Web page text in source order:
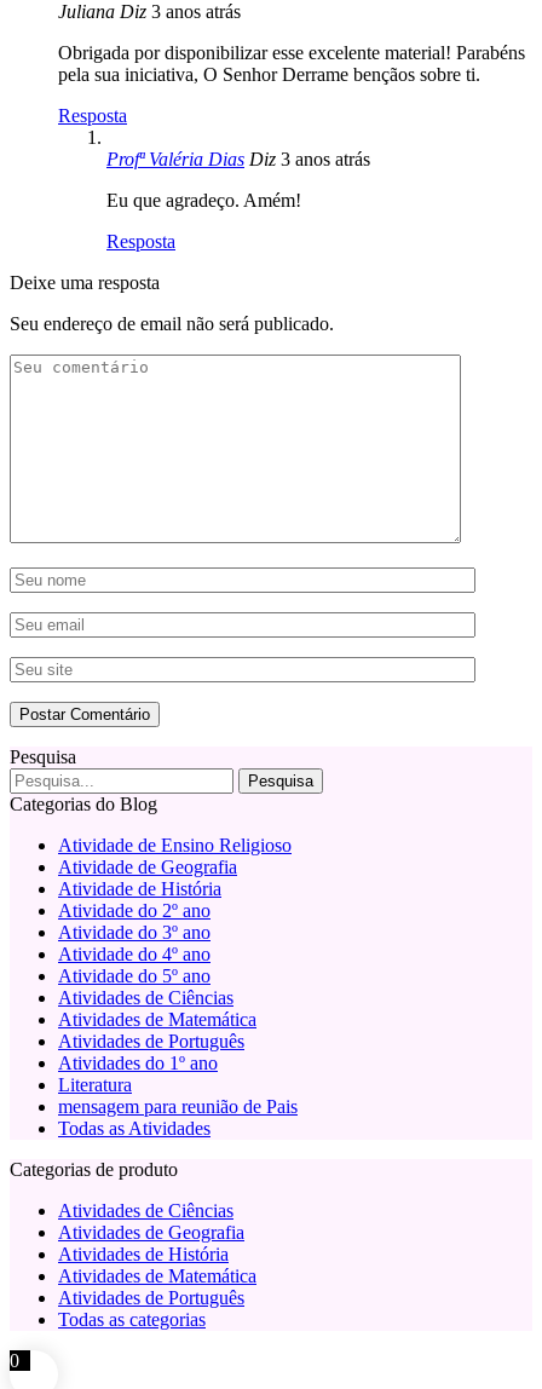
Juliana Diz 3 anos atrás
Obrigada por disponibilizar esse excelente material! Parabéns
pela sua iniciativa, O Senhor Derrame bençãos sobre ti.
Resposta
Profª Valéria Dias Diz 3 anos atrás
Eu que agradeço. Amém!
Resposta
Deixe uma resposta
Seu endereço de email não será publicado.
Pesquisa
Categorias do Blog
Atividade de Ensino Religioso
Atividade de Geografia
Atividade de História
Atividade do 2º ano
Atividade do 3º ano
Atividade do 4º ano
Atividade do 5º ano
Atividades de Ciências
Atividades de Matemática
Atividades de Português
Atividades do 1º ano
Literatura
mensagem para reunião de Pais
Todas as Atividades
Categorias de produto
Atividades de Ciências
Atividades de Geografia
Atividades de História
Atividades de Matemática
Atividades de Português
Todas as categorias
0